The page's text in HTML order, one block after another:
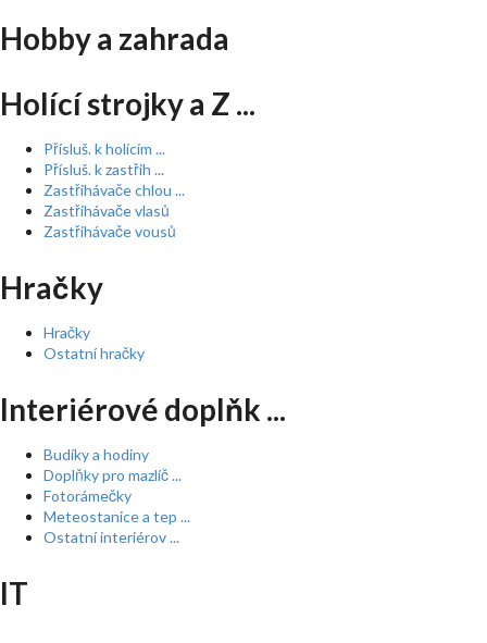
Hobby a zahrada
Holící strojky a Z ...
Přísluš. k holícím ...
Přísluš. k zastřih ...
Zastřihávače chlou ...
Zastřihávače vlasů
Zastřihávače vousů
Hračky
Hračky
Ostatní hračky
Interiérové doplňk ...
Budíky a hodiny
Doplňky pro mazlíč ...
Fotorámečky
Meteostanice a tep ...
Ostatní interiérov ...
IT